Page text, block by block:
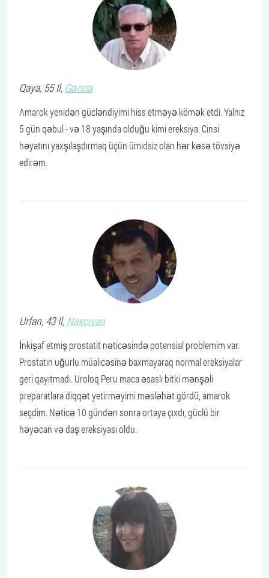
Qaya, 55 Il, Gəncə
Amarok yenidən gücləndiyimi hiss etməyə kömək etdi. Yalnız
5 gün qəbul - və 18 yaşında olduğu kimi ereksiya. Cinsi
həyatını yaxşılaşdırmaq üçün ümidsiz olan hər kəsə tövsiyə
edirəm.
Urfan, 43 Il, Naxçıvan
İnkişaf etmiş prostatit nəticəsində potensial problemim var.
Prostatın uğurlu müalicəsinə baxmayaraq normal ereksiyalar
geri qayıtmadı. Uroloq Peru maca əsaslı bitki mənşəli
preparatlara diqqət yetirməyimi məsləhət gördü, amarok
seçdim. Nəticə 10 gündən sonra ortaya çıxdı, güclü bir
həyəcan və daş ereksiyası oldu.